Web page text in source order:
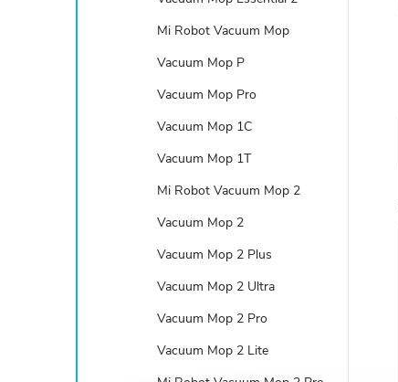
Mi Robot Vacuum Mop
Vacuum Mop P
Vacuum Mop Pro
Vacuum Mop 1C
Vacuum Mop 1T
Mi Robot Vacuum Mop 2
Vacuum Mop 2
Vacuum Mop 2 Plus
Vacuum Mop 2 Ultra
Vacuum Mop 2 Pro
Vacuum Mop 2 Lite